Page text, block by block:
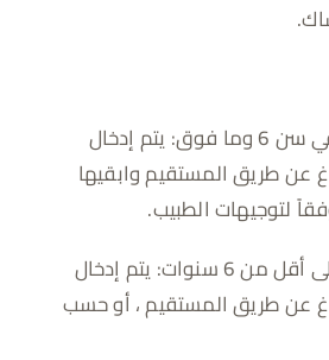
البالغون والأطفال في سن 6 وما فوق: يتم إدخال
تحميلة واحدة عيار 2 غ عن طريق المستقيم وابقيها
الأطفال من سن 2 إلى أقل من 6 سنوات: يتم إدخال
تحميلة واحدة عيار 1 غ عن طريق المستقيم ، أو حسب